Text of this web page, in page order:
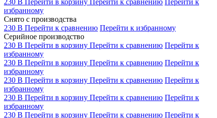
230 В Перейти в корзину Перейти к сравнению Перейти к
избранному
Снято с производства
230 В Перейти к сравнению Перейти к избранному
Серийное производство
230 В Перейти в корзину Перейти к сравнению Перейти к
избранному
230 В Перейти в корзину Перейти к сравнению Перейти к
избранному
230 В Перейти в корзину Перейти к сравнению Перейти к
избранному
230 В Перейти в корзину Перейти к сравнению Перейти к
избранному
230 В Перейти в корзину Перейти к сравнению Перейти к